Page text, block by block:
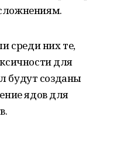
среди них те,
для
будут созданы
ядов для